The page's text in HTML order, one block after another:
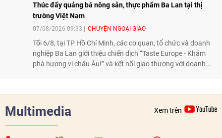
Thúc đẩy quảng bá nông sản, thực phẩm Ba Lan tại thị
trường Việt Nam
07/08/2026 09:33 CHUYỆN NGOẠI GIAO
Tối 6/8, tại TP Hồ Chí Minh, các cơ quan, tổ chức và doanh
nghiệp Ba Lan giới thiệu chiến dịch “Taste Europe - Khám
phá hương vị châu Âu!” và kết nối giao thương với doanh
Multimedia Xem trên